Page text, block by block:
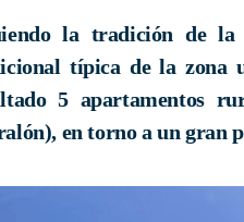
la tradición de la
típica de la zona
5 apartamentos
en torno a un gran